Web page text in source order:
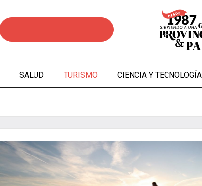
SALUD TURISMO CIENCIA Y TECNOLOGÍA